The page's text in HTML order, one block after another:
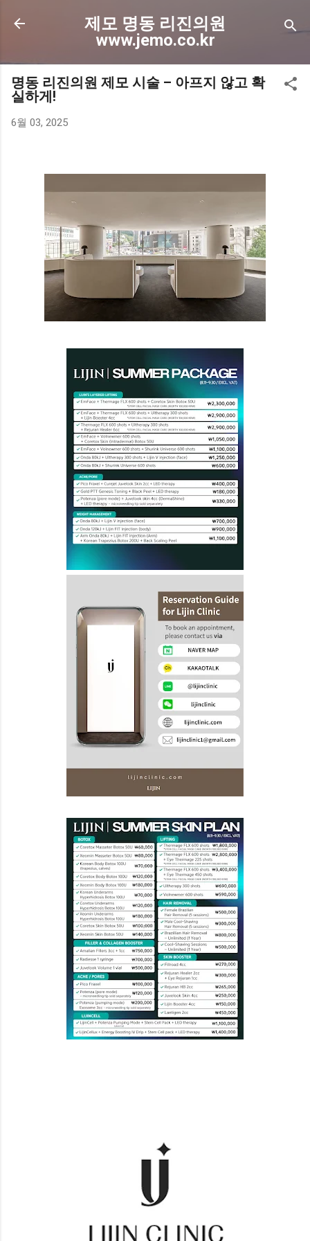
기본 콘텐츠로 건너뛰기
제모 명동 리진의원
www.jemo.co.kr
명동 리진의원 제모 시술 – 아프지 않고 확
실하게!
6월 03, 2025